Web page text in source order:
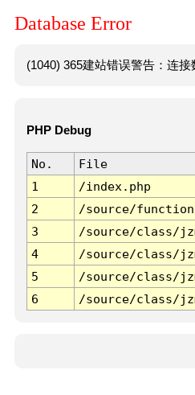
Database Error
(1040) 365建站错误警告：连
PHP Debug
No. File
1
/index.php
2
/source/
3
/source/class/
4
/source/class/
5
/source/class/
6
/source/class/